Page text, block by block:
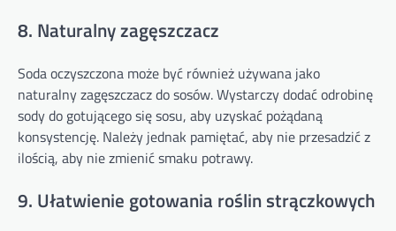
8. Naturalny zagęszczacz
Soda oczyszczona może być również używana jako
naturalny zagęszczacz do sosów. Wystarczy dodać odrobinę
sody do gotującego się sosu, aby uzyskać pożądaną
konsystencję. Należy jednak pamiętać, aby nie przesadzić z
ilością, aby nie zmienić smaku potrawy.
9. Ułatwienie gotowania roślin strączkowych